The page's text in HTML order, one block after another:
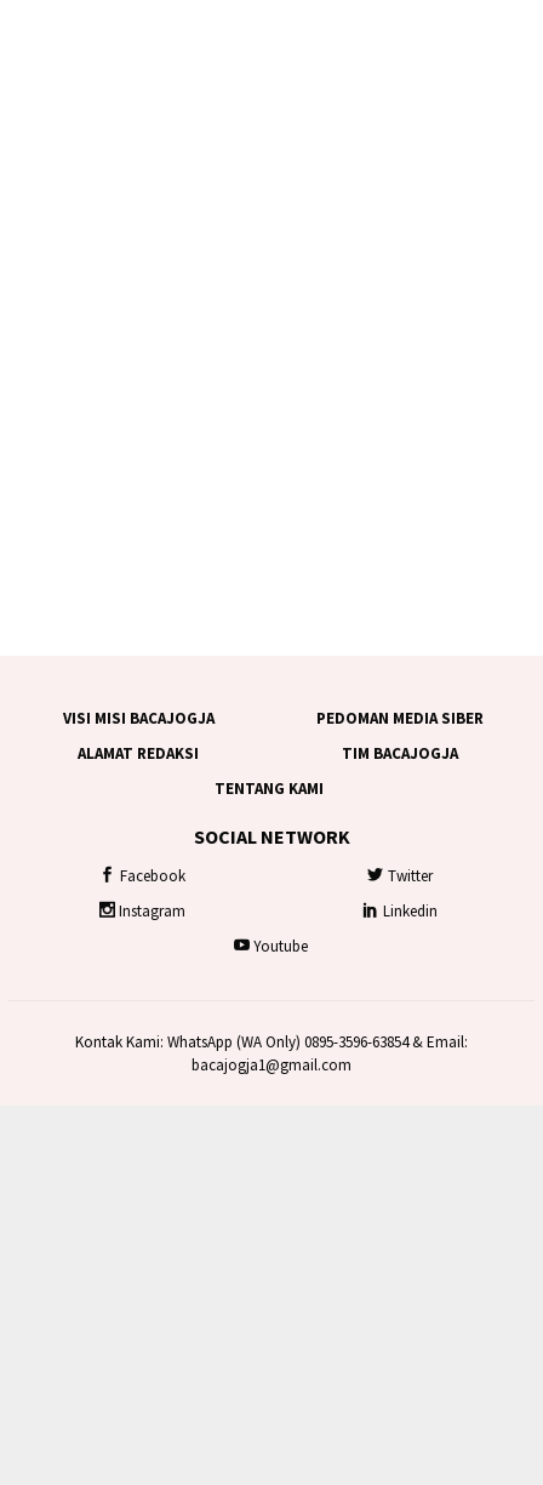
VISI MISI BACAJOGJA
PEDOMAN MEDIA SIBER
ALAMAT REDAKSI
TIM BACAJOGJA
TENTANG KAMI
SOCIAL NETWORK
Facebook
Twitter
Instagram
Linkedin
Youtube
Kontak Kami: WhatsApp (WA Only) 0895-3596-63854 & Email:
bacajogja1@gmail.com